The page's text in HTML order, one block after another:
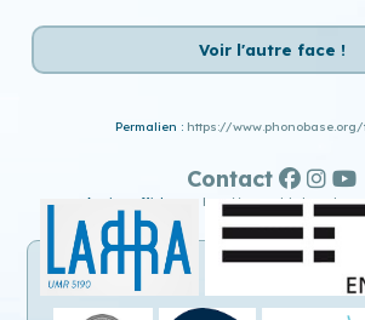
Voir l'autre face !
Permalien : https://
Ancien affichage : http://
Contact